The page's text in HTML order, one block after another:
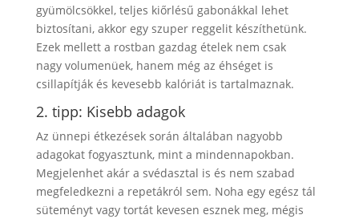
gyümölcsökkel, teljes kiőrlésű gabonákkal lehet
biztosítani, akkor egy szuper reggelit készíthetünk.
Ezek mellett a rostban gazdag ételek nem csak
nagy volumenüek, hanem még az éhséget is
csillapítják és kevesebb kalóriát is tartalmaznak.
2. tipp: Kisebb adagok
Az ünnepi étkezések során általában nagyobb
adagokat fogyasztunk, mint a mindennapokban.
Megjelenhet akár a svédasztal is és nem szabad
megfeledkezni a repetákról sem. Noha egy egész tál
süteményt vagy tortát kevesen esznek meg, mégis